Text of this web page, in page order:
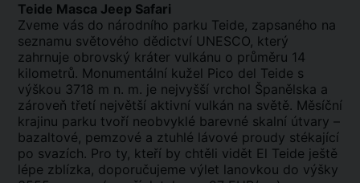
Teide Masca Jeep Safari
Zveme vás do národního parku Teide, zapsaného na
seznamu světového dědictví UNESCO, který
zahrnuje obrovský kráter vulkánu o průměru 14
kilometrů. Monumentální kužel Pico del Teide s
výškou 3718 m n. m. je nejvyšší vrchol Španělska a
zároveň třetí největší aktivní vulkán na světě. Měsíční
krajinu parku tvoří neobvyklé barevné skalní útvary –
bazaltové, pemzové a ztuhlé lávové proudy stékající
po svazích. Pro ty, kteří by chtěli vidět El Teide ještě
lépe zblízka, doporučujeme výlet lanovkou do výšky